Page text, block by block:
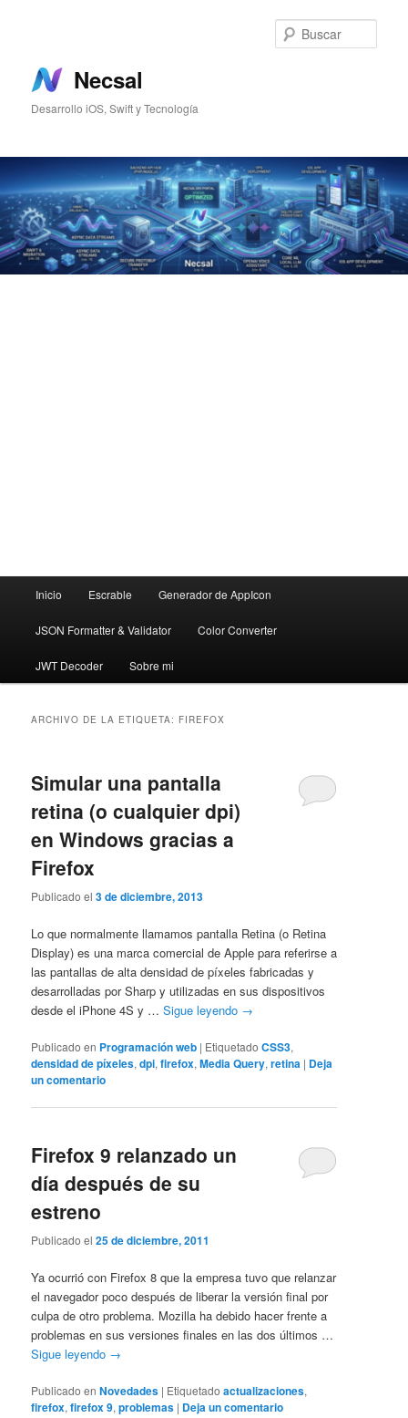
principal
secundario
Necsal
Desarrollo iOS, Swift y Tecnología
Inicio Escrable Generador de AppIcon
JSON Formatter & Validator Color Converter
JWT Decoder Sobre mi
ARCHIVO DE LA ETIQUETA: FIREFOX
Simular una pantalla
retina (o cualquier dpi)
en Windows gracias a
Firefox
Publicado el3 de diciembre, 2013
Lo que normalmente llamamos pantalla Retina (o Retina
Display) es una marca comercial de Apple para referirse a
las pantallas de alta densidad de píxeles fabricadas y
desarrolladas por Sharp y utilizadas en sus dispositivos
desde el iPhone 4S y …Sigue leyendo →
Publicado en Programación web | Etiquetado CSS3,
densidad de píxeles,dpi,firefox,Media Query,retina | Deja
un comentario
Firefox 9 relanzado un
día después de su
estreno
Publicado el25 de diciembre, 2011
Ya ocurrió con Firefox 8 que la empresa tuvo que relanzar
el navegador poco después de liberar la versión final por
culpa de otro problema. Mozilla ha debido hacer frente a
problemas en sus versiones finales en las dos últimos …
Sigue leyendo →
Publicado en Novedades | Etiquetado actualizaciones,
firefox,firefox 9,problemas | Deja un comentario